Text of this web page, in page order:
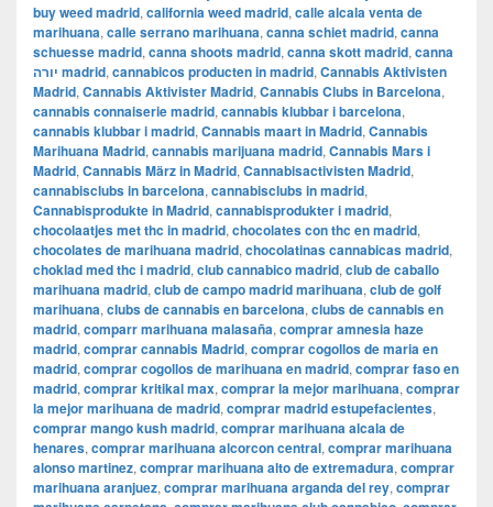
buy weed madrid, california weed madrid, calle alcala venta de
marihuana, calle serrano marihuana, canna schiet madrid, canna
schuesse madrid, canna shoots madrid, canna skott madrid, canna
יורה madrid, cannabicos producten in madrid, Cannabis Aktivisten
Madrid, Cannabis Aktivister Madrid, Cannabis Clubs in Barcelona,
cannabis connaiserie madrid, cannabis klubbar i barcelona,
cannabis klubbar i madrid, Cannabis maart in Madrid, Cannabis
Marihuana Madrid, cannabis marijuana madrid, Cannabis Mars i
Madrid, Cannabis März in Madrid, Cannabisactivisten Madrid,
cannabisclubs in barcelona, cannabisclubs in madrid,
Cannabisprodukte in Madrid, cannabisprodukter i madrid,
chocolaatjes met thc in madrid, chocolates con thc en madrid,
chocolates de marihuana madrid, chocolatinas cannabicas madrid,
choklad med thc i madrid, club cannabico madrid, club de caballo
marihuana madrid, club de campo madrid marihuana, club de golf
marihuana, clubs de cannabis en barcelona, clubs de cannabis en
madrid, comparr marihuana malasaña, comprar amnesia haze
madrid, comprar cannabis Madrid, comprar cogollos de maria en
madrid, comprar cogollos de marihuana en madrid, comprar faso en
madrid, comprar kritikal max, comprar la mejor marihuana, comprar
la mejor marihuana de madrid, comprar madrid estupefacientes,
comprar mango kush madrid, comprar marihuana alcala de
henares, comprar marihuana alcorcon central, comprar marihuana
alonso martinez, comprar marihuana alto de extremadura, comprar
marihuana aranjuez, comprar marihuana arganda del rey, comprar